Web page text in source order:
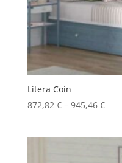
Litera Coín
872,82 €– 945,46 €